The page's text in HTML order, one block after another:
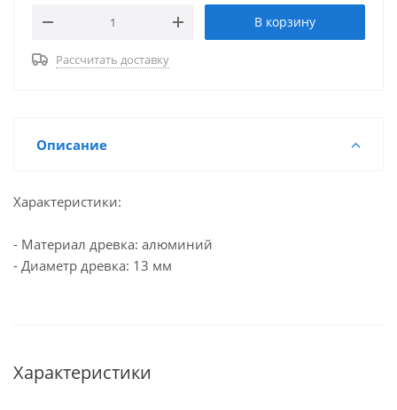
В корзину
Рассчитать доставку
Описание
Характеристики:
- Материал древка: алюминий
- Диаметр древка: 13 мм
Характеристики